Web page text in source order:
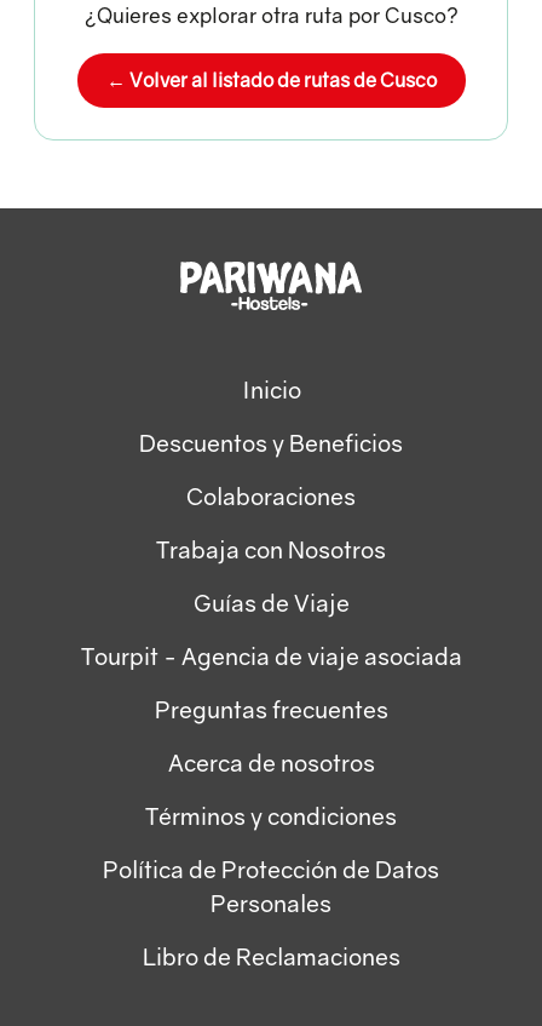
¿Quieres explorar otra ruta por Cusco?
← Volver al listado de rutas de Cusco
Inicio
Descuentos y Beneficios
Colaboraciones
Trabaja con Nosotros
Guías de Viaje
Tourpit - Agencia de viaje asociada
Preguntas frecuentes
Acerca de nosotros
Términos y condiciones
Política de Protección de Datos
Personales
Libro de Reclamaciones